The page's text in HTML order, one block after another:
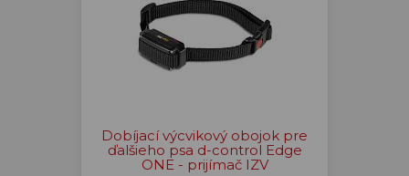
Dobíjací výcvikový obojok pre
ďalšieho psa d-control Edge
ONE - prijímač IZV